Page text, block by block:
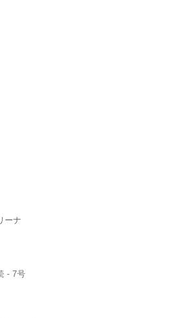
ーナ
7号